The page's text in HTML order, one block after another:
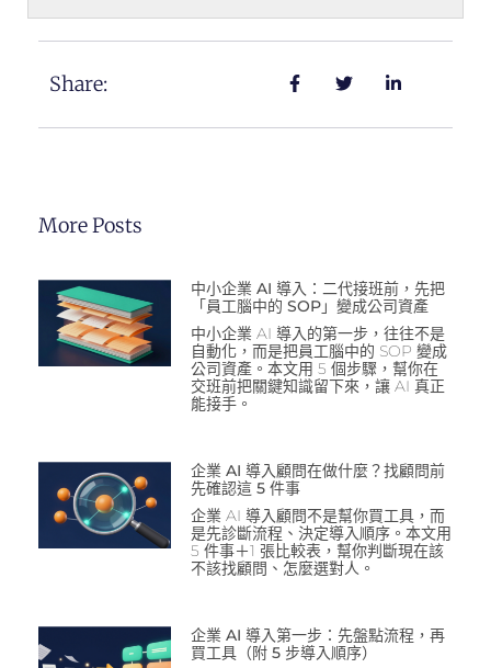
Share:
More Posts
中小企業 AI 導入：二代接班前，先把
「員工腦中的 SOP」變成公司資產
中小企業 AI 導入的第一步，往往不是
自動化，而是把員工腦中的 SOP 變成
公司資產。本文用 5 個步驟，幫你在
交班前把關鍵知識留下來，讓 AI 真正
能接手。
企業 AI 導入顧問在做什麼？找顧問前
先確認這 5 件事
企業 AI 導入顧問不是幫你買工具，而
是先診斷流程、決定導入順序。本文用
5 件事＋1 張比較表，幫你判斷現在該
不該找顧問、怎麼選對人。
企業 AI 導入第一步：先盤點流程，再
買工具（附 5 步導入順序）